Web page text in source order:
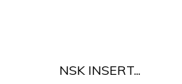
NSK INSERT...